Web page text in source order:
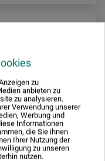
zu
anbieten zu
zu analysieren.
Verwendung unserer
Werbung und
Informationen
die Sie ihnen
Ihrer Nutzung der
zu unseren
nutzen.